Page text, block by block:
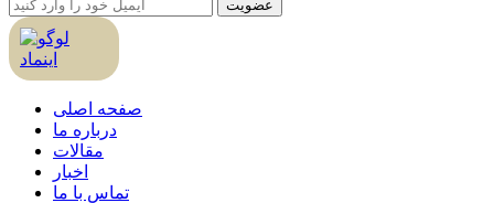
عضویت
صفحه اصلی
درباره ما
مقالات
اخبار
تماس با ما